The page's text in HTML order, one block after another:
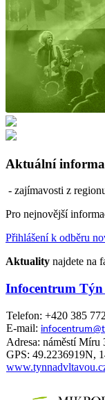
Aktuální
- zajímavosti z
Pro nejnovější
Přihlášení k odběru
Aktuality najdete na
Infocentrum
Telefon: +420 385
E-mail:
Adresa: náměstí
GPS: 49.2236919N,